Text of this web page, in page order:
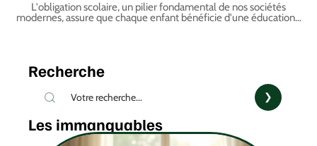
L'obligation scolaire, un pilier fondamental de nos sociétés
modernes, assure que chaque enfant bénéficie d'une éducation…
Recherche
Les immanquables